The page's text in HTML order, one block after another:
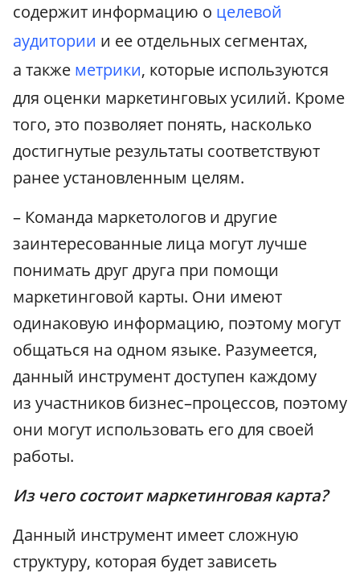
содержит информацию о целевой
аудитории и ее отдельных сегментах,
а также метрики, которые используются
для оценки маркетинговых усилий. Кроме
того, это позволяет понять, насколько
достигнутые результаты соответствуют
ранее установленным целям.
– Команда маркетологов и другие
заинтересованные лица могут лучше
понимать друг друга при помощи
маркетинговой карты. Они имеют
одинаковую информацию, поэтому могут
общаться на одном языке. Разумеется,
данный инструмент доступен каждому
из участников бизнес–процессов, поэтому
они могут использовать его для своей
работы.
Из чего состоит маркетинговая карта?
Данный инструмент имеет сложную
структуру, которая будет зависеть